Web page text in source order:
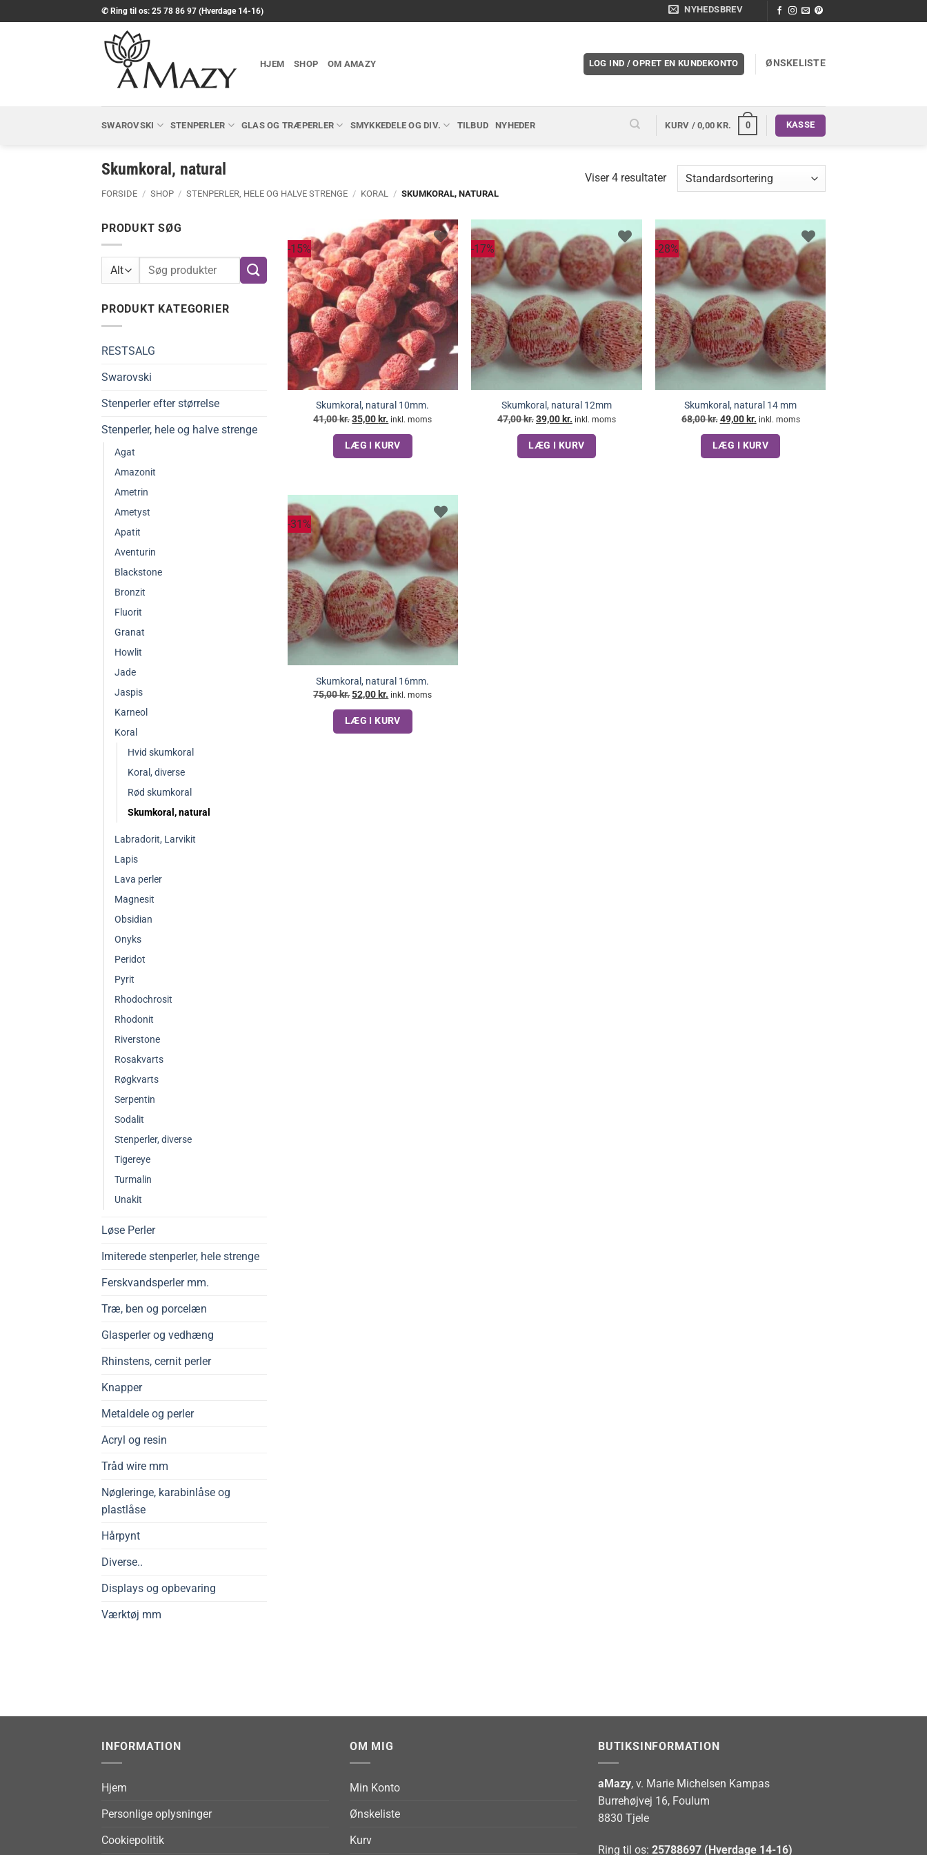
til
✆ Ring til os: 25 78 86 97 (Hverdage 14-16) NYHEDSBREV
HJEM SHOP OM AMAZY LOG IND / OPRET EN KUNDEKONTO ØNSKELISTE
SWAROVSKI STENPERLER GLAS OG TRÆPERLER SMYKKEDELE OG DIV. TILBUD NYHEDER KURV /0,00KR. 0 KASSE
Skumkoral, natural
FORSIDE / SHOP / STENPERLER, HELE OG HALVE STRENGE / KORAL / SKUMKORAL, NATURAL
Viser 4 resultater
PRODUKT SØG
Søg
PRODUKT KATEGORIER
RESTSALG
Swarovski
Stenperler efter størrelse
Stenperler, hele og halve strenge
Agat
Amazonit
Ametrin
Ametyst
Apatit
Aventurin
Blackstone
Bronzit
Fluorit
Granat
Howlit
Jade
Jaspis
Karneol
Koral
Hvid skumkoral
Koral, diverse
Rød skumkoral
Skumkoral, natural
Labradorit, Larvikit
Lapis
Lava perler
Magnesit
Obsidian
Onyks
Peridot
Pyrit
Rhodochrosit
Rhodonit
Riverstone
Rosakvarts
Røgkvarts
Serpentin
Sodalit
Stenperler, diverse
Tigereye
Turmalin
Unakit
Løse Perler
Imiterede stenperler, hele strenge
Ferskvandsperler mm.
Træ, ben og porcelæn
Glasperler og vedhæng
Rhinstens, cernit perler
Knapper
Metaldele og perler
Acryl og resin
Tråd wire mm
Nøgleringe, karabinlåse og
plastlåse
Hårpynt
Diverse..
Displays og opbevaring
Værktøj mm
-15%
Skumkoral, natural 10mm.
41,00kr.Den
pris
var:
41,00 kr..
35,00 kr. Den
pris
er:
35,00 kr..
inkl. moms
LÆG I KURV
-17%
Skumkoral, natural 12mm
47,00kr.Den
pris
var:
47,00 kr..
39,00 kr.Den
pris
er:
39,00 kr..
inkl. moms
LÆG I KURV
-28%
Skumkoral, natural 14 mm
68,00kr.Den
pris
var:
68,00 kr..
49,00 kr.Den
pris
er:
49,00 kr..
inkl. moms
LÆG I KURV
-31%
Skumkoral, natural 16mm.
75,00kr.Den
pris
var:
75,00 kr..
52,00kr. Den
pris
er:
52,00 kr..
inkl. moms
LÆG I KURV
INFORMATION
Hjem
Personlige oplysninger
Cookiepolitik
OM MIG
Min Konto
Ønskeliste
Kurv
BUTIKSINFORMATION
aMazy, v. Marie Michelsen Kampas
Burrehøjvej 16, Foulum
8830 Tjele
Ring til os: 25788697 (Hverdage 14-16)